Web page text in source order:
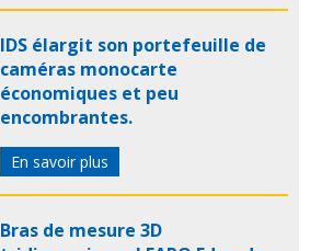
IDS élargit son portefeuille de
caméras monocarte
économiques et peu
encombrantes.
En savoir plus
Bras de mesure 3D